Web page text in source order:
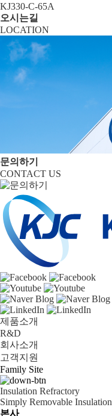
KJ330-C-65A
오시는길
LOCATION
문의하기
CONTACT US
제품소개
R&D
회사소개
고객지원
Family Site
Insulation Refractory
Simply Removable Insulation
본사